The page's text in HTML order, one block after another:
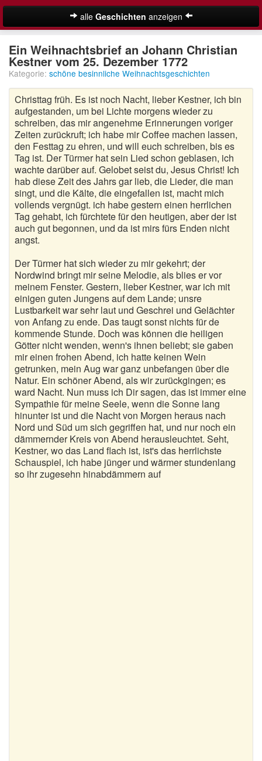
alle Geschichten anzeigen
Adventsgeschichten
Besinnliche Weihnachtsgeschichten
Kurze Weihnachtsgeschichten
Lustige Weihnachtsgeschichten
Moderne Weihnachtsgeschichten
Weihnachtsgeschichten für Kinder
Weihnachtsmärchen
Adventskalender
Suche
Ein Weihnachtsbrief an Johann Christian
Kestner vom 25. Dezember 1772
Kategorie: schöne besinnliche Weihnachtsgeschichten
Christtag früh. Es ist noch Nacht, lieber Kestner, ich bin
aufgestanden, um bei Lichte morgens wieder zu
schreiben, das mir angenehme Erinnerungen voriger
Zeiten zurückruft; ich habe mir Coffee machen lassen,
den Festtag zu ehren, und will euch schreiben, bis es
Tag ist. Der Türmer hat sein Lied schon geblasen, ich
wachte darüber auf. Gelobet seist du, Jesus Christ! Ich
hab diese Zeit des Jahrs gar lieb, die Lieder, die man
singt, und die Kälte, die eingefallen ist, macht mich
vollends vergnügt. ich habe gestern einen herrlichen
Tag gehabt, ich fürchtete für den heutigen, aber der ist
auch gut begonnen, und da ist mirs fürs Enden nicht
angst.
Der Türmer hat sich wieder zu mir gekehrt; der
Nordwind bringt mir seine Melodie, als blies er vor
meinem Fenster. Gestern, lieber Kestner, war ich mit
einigen guten Jungens auf dem Lande; unsre
Lustbarkeit war sehr laut und Geschrei und Gelächter
von Anfang zu ende. Das taugt sonst nichts für de
kommende Stunde. Doch was können die heiligen
Götter nicht wenden, wenn's ihnen beliebt; sie gaben
mir einen frohen Abend, ich hatte keinen Wein
getrunken, mein Aug war ganz unbefangen über die
Natur. Ein schöner Abend, als wir zurückgingen; es
ward Nacht. Nun muss ich Dir sagen, das ist immer eine
Sympathie für meine Seele, wenn die Sonne lang
hinunter ist und die Nacht von Morgen heraus nach
Nord und Süd um sich gegriffen hat, und nur noch ein
dämmernder Kreis von Abend herausleuchtet. Seht,
Kestner, wo das Land flach ist, ist's das herrlichste
Schauspiel, ich habe jünger und wärmer stundenlang
so ihr zugesehn hinabdämmern auf